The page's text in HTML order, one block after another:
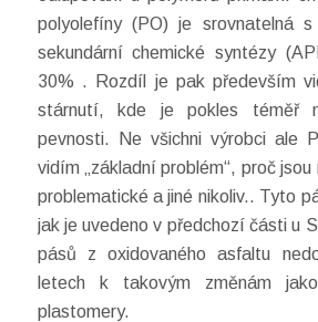
polyolefíny (PO) je srovnatelná
sekundární chemické syntézy
30% . Rozdíl je pak především
stárnutí, kde je pokles téměř
pevnosti. Ne všichni výrobci ale
vidím „základní problém“, proč
problematické a jiné nikoliv.. Tyto
jak je uvedeno v předchozí části u
pásů z oxidovaného asfaltu
letech k takovým změnám
plastomery.